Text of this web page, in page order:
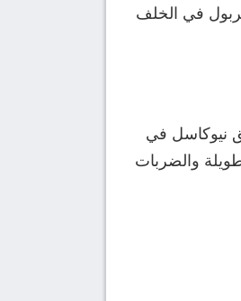
في الخلف
نيوكاسل في
والضربات